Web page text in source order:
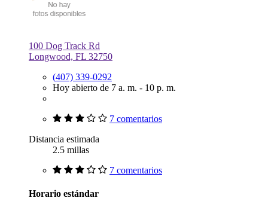
100 Dog Track Rd
Longwood, FL 32750
(407) 339-0292
Hoy abierto de 7 a. m. - 10 p. m.
7 comentarios
Distancia estimada
2.5 millas
7 comentarios
Horario estándar